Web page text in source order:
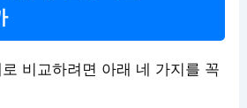
비교하려면 아래 네 가지를 꼭